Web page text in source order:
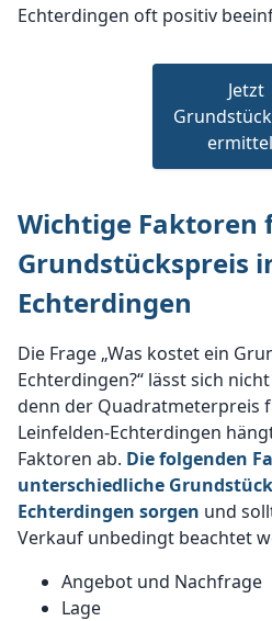
Echterdingen oft positiv
Jetzt
Wichtige Faktoren
Grundstückspreis
Echterdingen
Die Frage „Was kostet ein
Echterdingen?“ lässt sich
denn der Quadratmeterpreis
Leinfelden-Echterdingen
Faktoren ab. Die folgenden
unterschiedliche
Echterdingen sorgen und
Verkauf unbedingt beachtet
Angebot und Nachfrage
Lage